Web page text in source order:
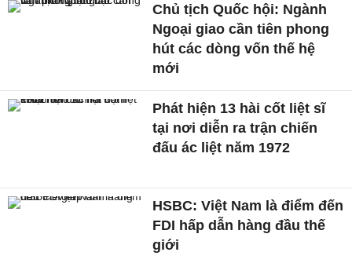
Chủ tịch Quốc hội: Ngành
Ngoại giao cần tiên phong
hút các dòng vốn thế hệ
mới
Phát hiện 13 hài cốt liệt sĩ
tại nơi diễn ra trận chiến
đấu ác liệt năm 1972
HSBC: Việt Nam là điểm đến
FDI hấp dẫn hàng đầu thế
giới